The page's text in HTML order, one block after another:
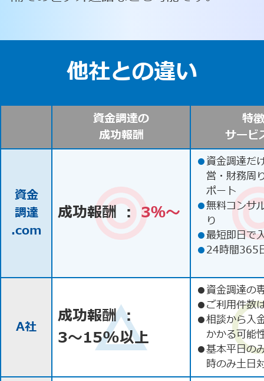
他社との違い
資金調達の
成功報酬
特
サービ
資金
調達
.com
成功報酬 ： 3％〜
●資金調達だ
営・財務周
ポート
●無料コンサ
り
●最短即日で
●24時間365
A社
成功報酬 ：
3〜15%以上
●資金調達の
●ご利用件数
●相談から入
かかる可能
●基本平日の
時のみ土日